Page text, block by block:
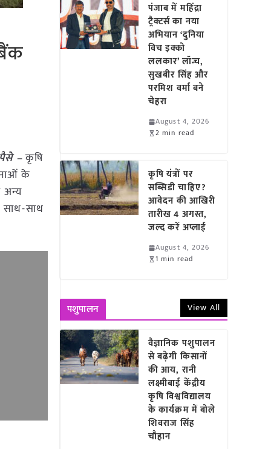
–कृषि
के
साथ
पंजाब में महिंद्रा
ट्रैक्टर्स का नया
अभियान ‘दुनिया
विच इक्को
ललकार’ लॉन्च,
सुखबीर सिंह और
परमिश वर्मा बने
चेहरा
August 4, 2026
2 min read
कृषि यंत्रों पर
सब्सिडी चाहिए?
आवेदन की आखिरी
तारीख 4 अगस्त,
जल्द करें अप्लाई
August 4, 2026
1 min read
पशुपालन View All
वैज्ञानिक पशुपालन
से बढ़ेगी किसानों
की आय, रानी
लक्ष्मीबाई केंद्रीय
कृषि विश्वविद्यालय
के कार्यक्रम में बोले
शिवराज सिंह
चौहान